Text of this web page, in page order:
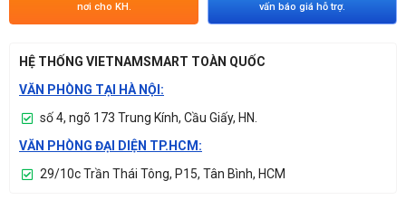
nơi cho KH.
vấn báo giá hỗ trợ.
HỆ THỐNG VIETNAMSMART TOÀN QUỐC
VĂN PHÒNG TẠI HÀ NỘI:
số 4, ngõ 173 Trung Kính, Cầu Giấy, HN.
VĂN PHÒNG ĐẠI DIỆN TP.HCM:
29/10c Trần Thái Tông, P15, Tân Bình, HCM